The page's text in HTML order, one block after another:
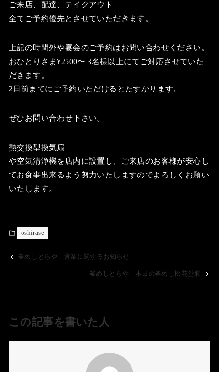
ご来店、配達、テイクアウト
全てご予約優先とさせていただきます。
上記の時間外や宴会のご予約はお問い合わせください。
おひとりさま¥2500〜 3名様以上にてご対応させていた
だきます。
2日前までにご予約いただけるとたすかります。
ぜひお問い合わせ下さい。
熱交換型換気扇
や空気清浄機を店内に設置し、ご来店のお客様が安心し
てお食事出来るよう努力いたしますのでよろしくお願い
いたします。
oshirase
釜めしとらや 営業に関するお知らせ
釜めしとらや 本日の釜めし松花堂膳
この記事を書いた人